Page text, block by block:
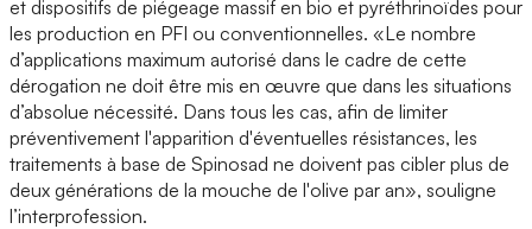
et dispositifs de piégeage massif en bio et pyréthrinoïdes pour
les production en PFI ou conventionnelles. «Le nombre
d’applications maximum autorisé dans le cadre de cette
dérogation ne doit être mis en œuvre que dans les situations
d’absolue nécessité. Dans tous les cas, afin de limiter
préventivement l'apparition d'éventuelles résistances, les
traitements à base de Spinosad ne doivent pas cibler plus de
deux générations de la mouche de l'olive par an», souligne
l’interprofession.